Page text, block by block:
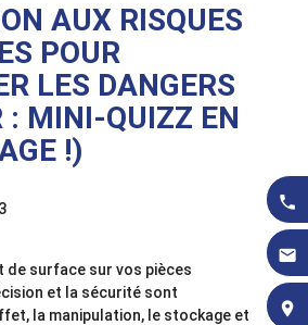
local_phone
email
place
AUX RISQUES
POUR
LES DANGERS
: MINI-QUIZZ EN
!)
de surface sur vos pièces
et la sécurité sont
la manipulation, le stockage et